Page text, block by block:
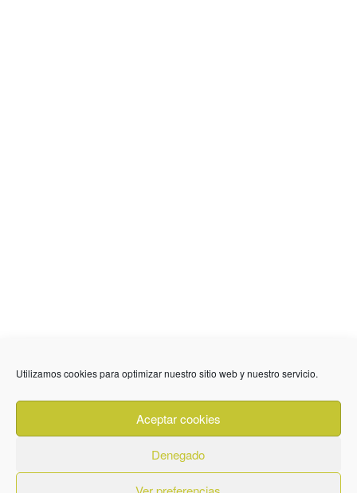
Utilizamos cookies para optimizar nuestro sitio web y nuestro servicio.
Aceptar cookies
Denegado
636 01 61 85
Fuente Palmera
info @ fuentepalmerainformacion.es
Privacidad Aviso legal
Cookies
Quiénes Somos
Contacto